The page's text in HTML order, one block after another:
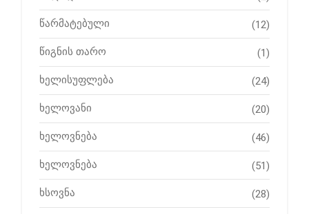
წარმატებული (12)
წიგნის თარო (1)
ხელისუფლება (24)
ხელოვანი (20)
ხელოვნება (46)
ხელოვნება (51)
ხსოვნა (28)